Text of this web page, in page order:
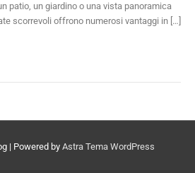
patio, un giardino o una vista panoramica
scorrevoli offrono numerosi vantaggi in […]
| Powered by Astra Tema WordPress